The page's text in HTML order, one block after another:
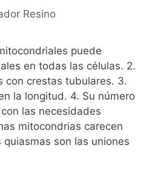
Resino
puede
en todas las células. 2.
con crestas tubulares. 3.
la longitud. 4. Su número
las necesidades
mitocondrias carecen
son las uniones